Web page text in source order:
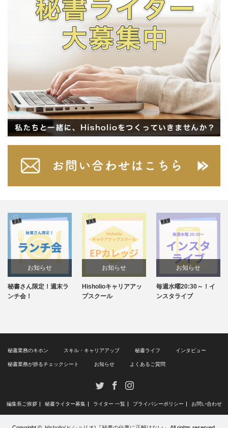
お知らせ
秘書さん限定！週末ラ
ンチ会！
お知らせ
Hisholioキャリアアッ
プスクール
お知らせ
毎週水曜20:30～！イ
ンスタライブ
秘書業務のキホン スキル・キャリアアップ 秘書ライフ インタビュー
秘書業務が捗るチェックシート お知らせ よくあるご質問
TwitterFacebook
編集長ご挨拶 秘書ライター募集 ライター 一覧 プライバシーポリシー お問い合わせ